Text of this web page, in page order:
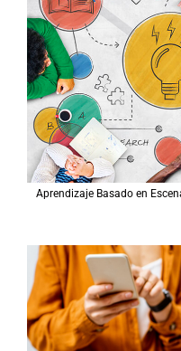
Aprendizaje Basado en